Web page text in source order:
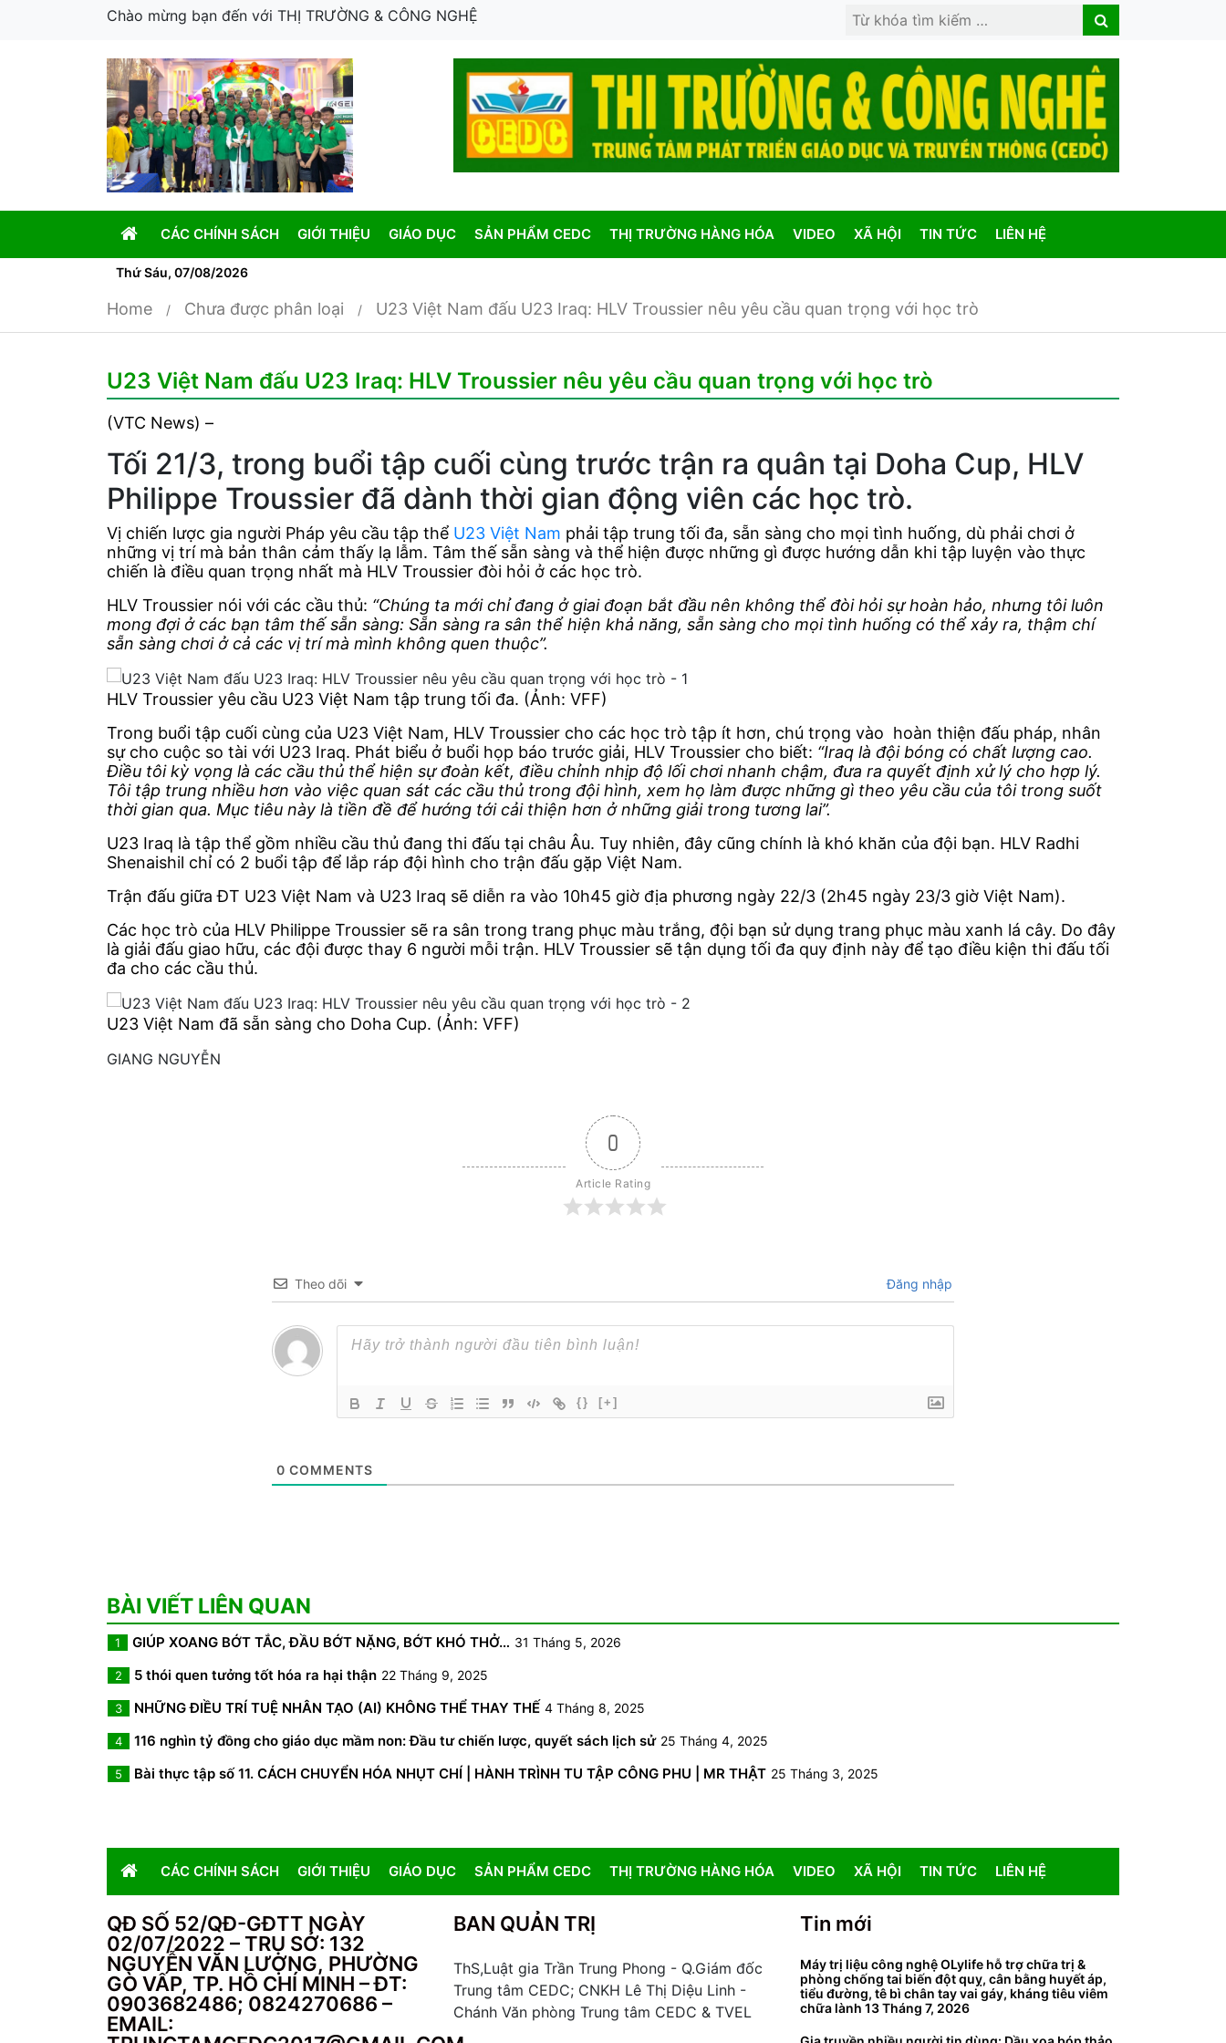
Chào mừng bạn đến với THỊ TRƯỜNG & CÔNG NGHỆ
Search
Search
CÁC CHÍNH SÁCH GIỚI THIỆU GIÁO DỤC SẢN PHẨM CEDC THỊ TRƯỜNG HÀNG HÓA VIDEO XÃ HỘI TIN TỨC LIÊN HỆ
Thứ Sáu, 07/08/2026
Home Chưa được phân loại U23 Việt Nam đấu U23 Iraq: HLV Troussier nêu yêu cầu quan trọng với học trò
U23 Việt Nam đấu U23 Iraq: HLV Troussier nêu yêu cầu quan trọng với học trò
(VTC News) –
Tối 21/3, trong buổi tập cuối cùng trước trận ra quân tại Doha Cup, HLV
Philippe Troussier đã dành thời gian động viên các học trò.
Vị chiến lược gia người Pháp yêu cầu tập thể U23 Việt Nam phải tập trung tối đa, sẵn sàng cho mọi tình huống, dù phải chơi ở
những vị trí mà bản thân cảm thấy lạ lẫm. Tâm thế sẵn sàng và thể hiện được những gì được hướng dẫn khi tập luyện vào thực
chiến là điều quan trọng nhất mà HLV Troussier đòi hỏi ở các học trò.
HLV Troussier nói với các cầu thủ: “Chúng ta mới chỉ đang ở giai đoạn bắt đầu nên không thể đòi hỏi sự hoàn hảo, nhưng tôi luôn
mong đợi ở các bạn tâm thế sẵn sàng: Sẵn sàng ra sân thể hiện khả năng, sẵn sàng cho mọi tình huống có thể xảy ra, thậm chí
sẵn sàng chơi ở cả các vị trí mà mình không quen thuộc”.
HLV Troussier yêu cầu U23 Việt Nam tập trung tối đa. (Ảnh: VFF)
Trong buổi tập cuối cùng của U23 Việt Nam, HLV Troussier cho các học trò tập ít hơn, chú trọng vào hoàn thiện đấu pháp, nhân
sự cho cuộc so tài với U23 Iraq. Phát biểu ở buổi họp báo trước giải, HLV Troussier cho biết: “Iraq là đội bóng có chất lượng cao.
Điều tôi kỳ vọng là các cầu thủ thể hiện sự đoàn kết, điều chỉnh nhịp độ lối chơi nhanh chậm, đưa ra quyết định xử lý cho hợp lý.
Tôi tập trung nhiều hơn vào việc quan sát các cầu thủ trong đội hình, xem họ làm được những gì theo yêu cầu của tôi trong suốt
thời gian qua. Mục tiêu này là tiền đề để hướng tới cải thiện hơn ở những giải trong tương lai”.
U23 Iraq là tập thể gồm nhiều cầu thủ đang thi đấu tại châu Âu. Tuy nhiên, đây cũng chính là khó khăn của đội bạn. HLV Radhi
Shenaishil chỉ có 2 buổi tập để lắp ráp đội hình cho trận đấu gặp Việt Nam.
Trận đấu giữa ĐT U23 Việt Nam và U23 Iraq sẽ diễn ra vào 10h45 giờ địa phương ngày 22/3 (2h45 ngày 23/3 giờ Việt Nam).
Các học trò của HLV Philippe Troussier sẽ ra sân trong trang phục màu trắng, đội bạn sử dụng trang phục màu xanh lá cây. Do đây
là giải đấu giao hữu, các đội được thay 6 người mỗi trận. HLV Troussier sẽ tận dụng tối đa quy định này để tạo điều kiện thi đấu tối
đa cho các cầu thủ.
U23 Việt Nam đã sẵn sàng cho Doha Cup. (Ảnh: VFF)
GIANG NGUYỄN
0
Article Rating
Theo dõi Đăng nhập
{} [+]
0 COMMENTS
BÀI VIẾT LIÊN QUAN
1 GIÚP XOANG BỚT TẮC, ĐẦU BỚT NẶNG, BỚT KHÓ THỞ… 31 Tháng 5, 2026
2 5 thói quen tưởng tốt hóa ra hại thận 22 Tháng 9, 2025
3 NHỮNG ĐIỀU TRÍ TUỆ NHÂN TẠO (AI) KHÔNG THỂ THAY THẾ 4 Tháng 8, 2025
4 116 nghìn tỷ đồng cho giáo dục mầm non: Đầu tư chiến lược, quyết sách lịch sử 25 Tháng 4, 2025
5 Bài thực tập số 11. CÁCH CHUYỂN HÓA NHỤT CHÍ | HÀNH TRÌNH TU TẬP CÔNG PHU | MR THẬT 25 Tháng 3, 2025
CÁC CHÍNH SÁCH GIỚI THIỆU GIÁO DỤC SẢN PHẨM CEDC THỊ TRƯỜNG HÀNG HÓA VIDEO XÃ HỘI TIN TỨC LIÊN HỆ
QĐ SỐ 52/QĐ-GĐTT NGÀY
02/07/2022 – TRỤ SỞ: 132
NGUYỄN VĂN LƯỢNG, PHƯỜNG
GÒ VẤP, TP. HỒ CHÍ MINH – ĐT:
0903682486; 0824270686 –
EMAIL:
BAN QUẢN TRỊ
ThS,Luật gia Trần Trung Phong - Q.Giám đốc
Trung tâm CEDC; CNKH Lê Thị Diệu Linh -
Chánh Văn phòng Trung tâm CEDC & TVEL
Tin mới
Máy trị liệu công nghệ OLylife hỗ trợ chữa trị &
phòng chống tai biến đột quỵ, cân bằng huyết áp,
tiểu đường, tê bì chân tay vai gáy, kháng tiêu viêm
chữa lành 13 Tháng 7, 2026